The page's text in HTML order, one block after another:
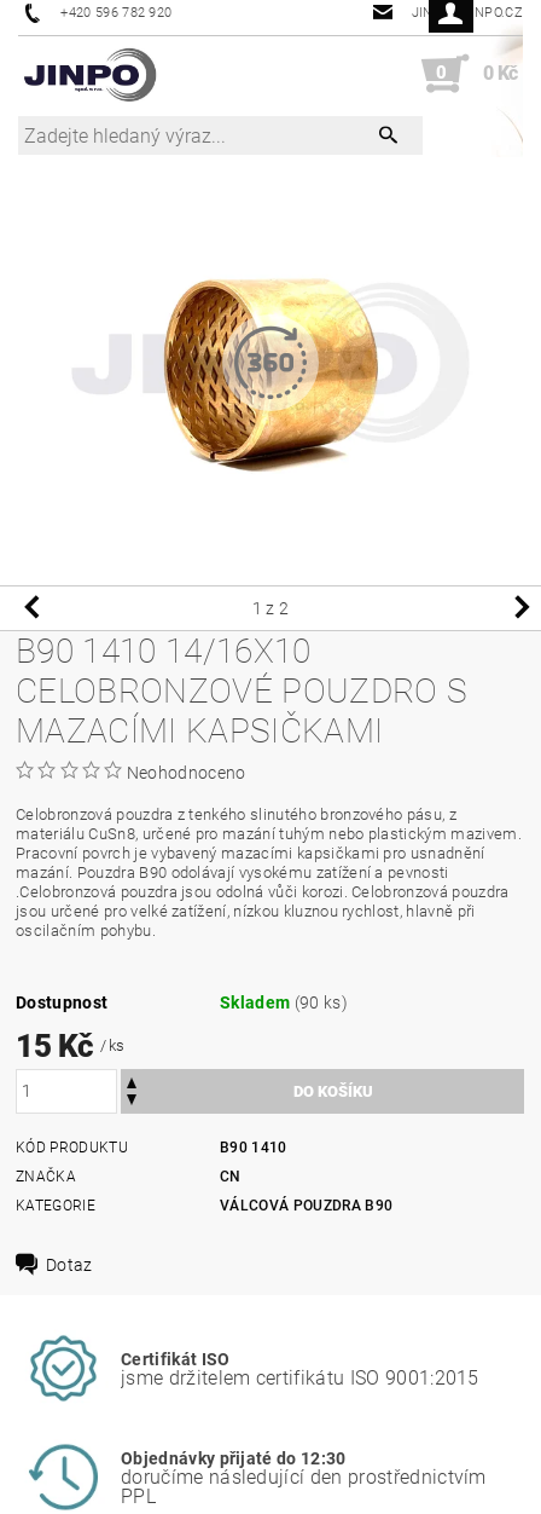
+420 596 782 920 JINPO@JINPO.CZ
0 0 Kč
1 z 2
B90 1410 14/16X10
CELOBRONZOVÉ POUZDRO S
MAZACÍMI KAPSIČKAMI
Neohodnoceno
Celobronzová pouzdra z tenkého slinutého bronzového pásu, z
materiálu CuSn8, určené pro mazání tuhým nebo plastickým mazivem.
Pracovní povrch je vybavený mazacími kapsičkami pro usnadnění
mazání. Pouzdra B90 odolávají vysokému zatížení a pevnosti
.Celobronzová pouzdra jsou odolná vůči korozi. Celobronzová pouzdra
jsou určené pro velké zatížení, nízkou kluznou rychlost, hlavně při
oscilačním pohybu.
Dostupnost Skladem (90 ks)
15 Kč/ ks
KÓD PRODUKTU
B90 1410
ZNAČKA
CN
KATEGORIE
VÁLCOVÁ POUZDRA B90
Dotaz
Certifikát ISO
jsme držitelem certifikátu ISO 9001:2015
Objednávky přijaté do 12:30
doručíme následující den prostřednictvím
PPL